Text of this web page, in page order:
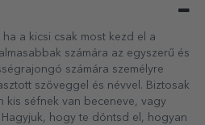
a kicsi csak most kezd el a
számára az egyszerű és
számára személyre
szöveggel és névvel. Biztosak
kis séfnek van beceneve, vagy
hogy te döntsd el, hogyan